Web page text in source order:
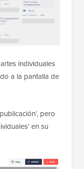
individuales
a la pantalla de
pero
en su